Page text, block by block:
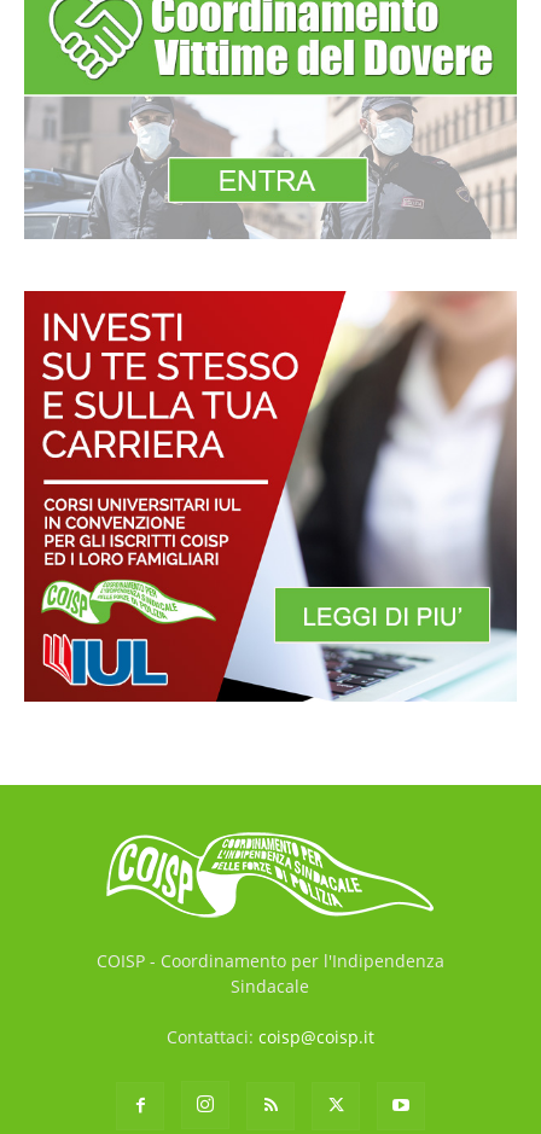
COISP - Coordinamento per l'Indipendenza
Sindacale
Contattaci: coisp@coisp.it